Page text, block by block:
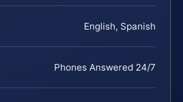
English, Spanish
Phones Answered 24/7